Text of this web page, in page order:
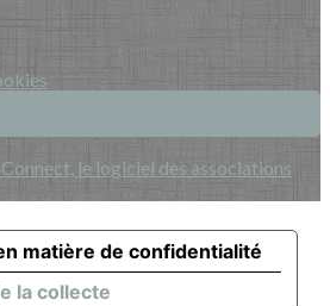
le logiciel des associations
la collecte
matière de confidentialité